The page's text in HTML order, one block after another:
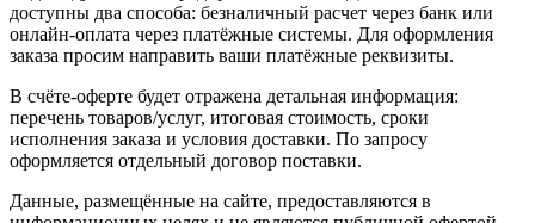
доступны два способа: безналичный расчет через банк или
онлайн-оплата через платёжные системы. Для оформления
заказа просим направить ваши платёжные реквизиты.
В счёте-оферте будет отражена детальная информация:
перечень товаров/услуг, итоговая стоимость, сроки
исполнения заказа и условия доставки. По запросу
оформляется отдельный договор поставки.
Данные, размещённые на сайте, предоставляются в